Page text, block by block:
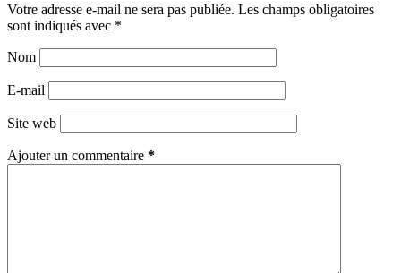
Votre adresse e-mail ne sera pas publiée. Les champs obligatoires
sont indiqués avec *
Nom
E-mail
Site web
Ajouter un commentaire *